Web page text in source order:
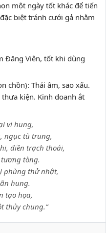
một ngày tốt khác để tiến
biệt tránh cưới gả nhằm
Đăng Viên, tốt khi dùng
chồn): Thái âm, sao xấu.
thưa kiện. Kinh doanh ắt
vi hung,
ngục tù trung,
điền trạch thoái,
tòng.
phùng thử nhật,
hung.
tạo họa,
thủy chung.”